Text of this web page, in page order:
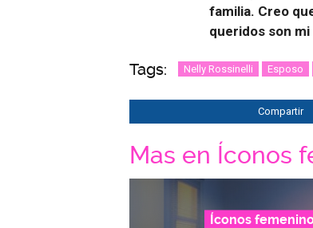
familia. Creo
queridos son
Tags: Nelly Rossinelli Esposo
Compartir
Mas en Íconos
Íconos